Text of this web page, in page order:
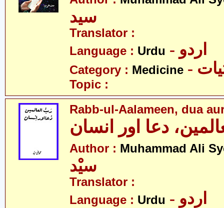
سید
Translator :
Language : Urdu - اردو
Category : Medicine
Topic :
Rabb-ul-Aalameen, dua
دعا اور انسان
Author : Muhammad Ali
سیْد
Translator :
Language : Urdu - اردو